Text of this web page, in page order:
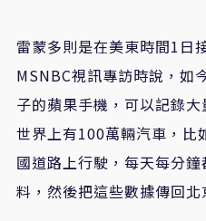
雷蒙多則是在美東時間1日
MSNBC視訊專訪時說，如
子的蘋果手機，可以記錄
世界上有100萬輛汽車，比
國道路上行駛，每天每分
料，然後把這些數據傳回北